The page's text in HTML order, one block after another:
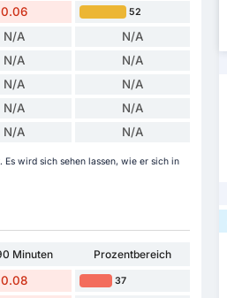
0.06 52
N/A N/A
N/A N/A
N/A N/A
N/A N/A
N/A N/A
Es wird sich sehen lassen, wie er sich in
Minuten
Prozentbereich
0.08 37